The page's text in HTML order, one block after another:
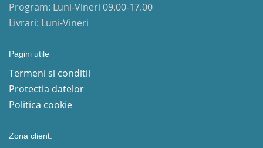
Program: Luni-Vineri 09.00-17.00
Livrari: Luni-Vineri
Pagini utile
Termeni si conditii
Protectia datelor
Politica cookie
Zona client: